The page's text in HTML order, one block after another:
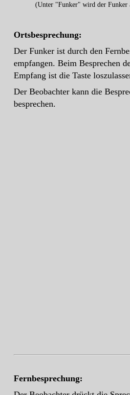
(Unter "Funker" wird der Funker
Ortsbesprechung:
Der Funker ist durch den
empfangen. Beim Besprechen
Empfang ist die Taste
Der Beobachter kann die
besprechen.
Fernbesprechung: